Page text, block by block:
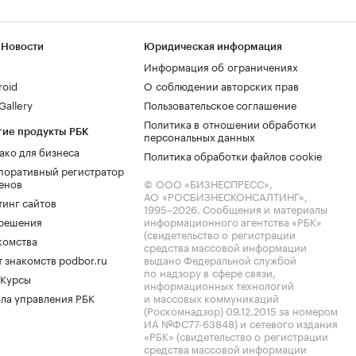
продукты РБК
для бизнеса
регистратор
сайтов
знакомств podbor.ru
управления РБК
Юридическая информация
Информация об ограничениях
О соблюдении авторских прав
Пользовательское соглашение
Политика в отношении обработки
персональных данных
Политика обработки файлов cookie
© ООО «БИЗНЕСПРЕСС»,
АО «РОСБИЗНЕСКОНСАЛТИНГ»,
1995–2026. Сообщения и материалы
информационного агентства «РБК»
(свидетельство о регистрации
средства массовой информации
выдано Федеральной службой
по надзору в сфере связи,
информационных технологий
и массовых коммуникаций
(Роскомнадзор) 09.12.2015 за номером
ИА №ФС77-63848) и сетевого издания
«РБК» (свидетельство о регистрации
средства массовой информации